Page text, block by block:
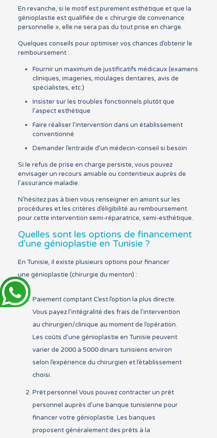
En revanche, si le motif est purement esthétique et que la
génioplastie est qualifiée de « chirurgie de convenance
personnelle », elle ne sera pas du tout prise en charge.
Quelques conseils pour optimiser vos chances d’obtenir le
remboursement :
Fournir un maximum de justificatifs médicaux (examens
cliniques, imageries, moulages dentaires, avis de
spécialistes, etc.)
Insister sur les troubles fonctionnels plutôt que
l’aspect esthétique
Faire réaliser l’intervention dans un établissement
conventionné
Demander l’entraide d’un médecin-conseil si besoin
Si le refus de prise en charge persiste, vous pouvez
envisager un recours amiable ou contentieux auprès de
l’assurance maladie.
N’hésitez pas à bien vous renseigner en amont sur les
procédures et les critères d’éligibilité au remboursement
pour cette intervention semi-réparatrice, semi-esthétique.
Quelles sont les options de financement
d’une génioplastie en Tunisie ?
En Tunisie, il existe plusieurs options pour financer
une génioplastie (chirurgie du menton) :
Paiement comptant C’est l’option la plus directe.
Vous payez l’intégralité des frais de l’intervention
au chirurgien/clinique au moment de l’opération.
Les coûts d’une génioplastie en Tunisie peuvent
varier de 2000 à 5000 dinars tunisiens environ
selon l’expérience du chirurgien et l’établissement
choisi.
Prêt personnel Vous pouvez contracter un prêt
personnel auprès d’une banque tunisienne pour
financer votre génioplastie. Les banques
proposent généralement des prêts à la